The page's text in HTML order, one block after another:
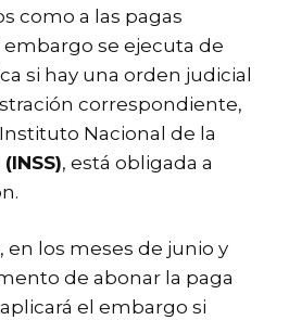
como a las pagas
embargo se ejecuta de
si hay una orden judicial
correspondiente,
Nacional de la
, está obligada a
en los meses de junio y
de abonar la paga
el embargo si